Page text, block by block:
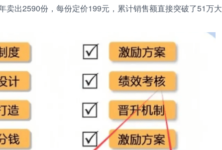
卖出2590份，每份定价199元，累计销售额直接突破了51万大